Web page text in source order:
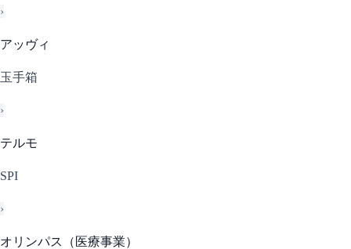
›
アッヴィ
玉手箱
›
テルモ
SPI
›
オリンパス（医療事業）